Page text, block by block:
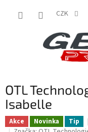
CZK
OTL
Isabelle
Akce Novinka Tip